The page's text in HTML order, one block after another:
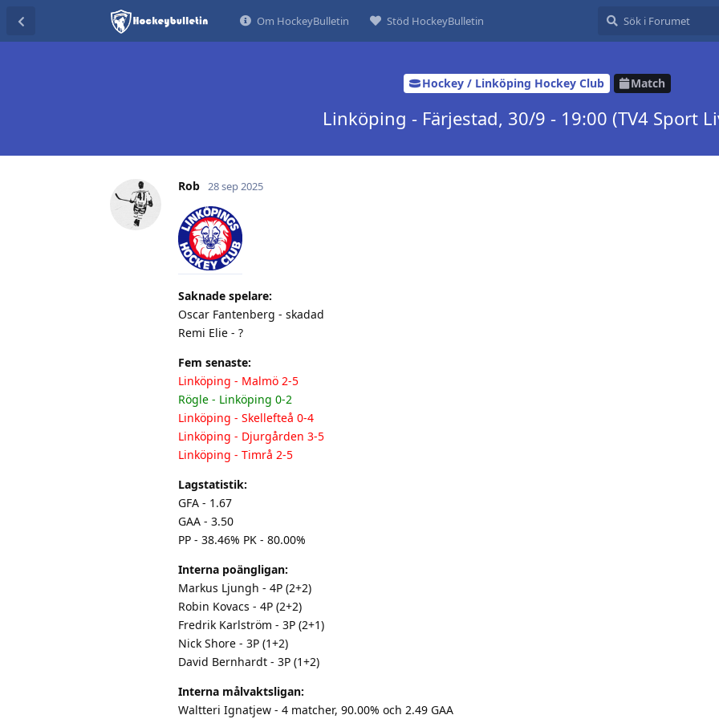
Om HockeyBulletin Stöd HockeyBulletin
Hockey / Linköping Hockey Club Match
Linköping - Färjestad, 30/9 - 19:00 (TV4 Sport
Rob 28 sep 2025
Saknade spelare:
Oscar Fantenberg - skadad
Remi Elie - ?
Fem senaste:
Linköping - Malmö 2-5
Rögle - Linköping 0-2
Linköping - Skellefteå 0-4
Linköping - Djurgården 3-5
Linköping - Timrå 2-5
Lagstatistik:
GFA - 1.67
GAA - 3.50
PP - 38.46% PK - 80.00%
Interna poängligan:
Markus Ljungh - 4P (2+2)
Robin Kovacs - 4P (2+2)
Fredrik Karlström - 3P (2+1)
Nick Shore - 3P (1+2)
David Bernhardt - 3P (1+2)
Interna målvaktsligan:
Waltteri Ignatjew - 4 matcher, 90.00% och 2.49 GAA